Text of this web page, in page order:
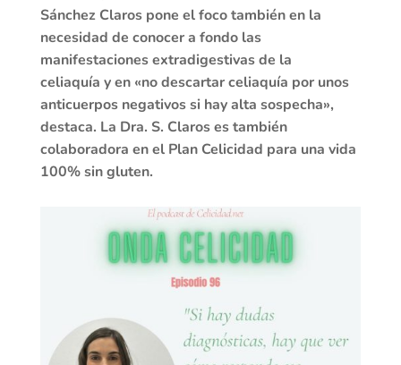
Sánchez Claros pone el foco también en la
necesidad de conocer a fondo las
manifestaciones extradigestivas de la
celiaquía y en «no descartar celiaquía por unos
anticuerpos negativos si hay alta sospecha»,
destaca. La Dra. S. Claros es también
colaboradora en el Plan Celicidad para una vida
100% sin gluten.